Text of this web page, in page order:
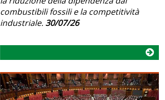
combustibili fossili e la competitività
industriale. 30/07/26